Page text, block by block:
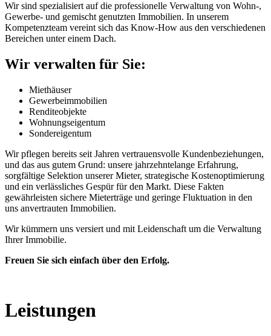
Wir sind spezialisiert auf die professionelle Verwaltung von Wohn-,
Gewerbe- und gemischt genutzten Immobilien. In unserem
Kompetenzteam vereint sich das Know-How aus den verschiedenen
Bereichen unter einem Dach.
Wir verwalten für Sie:
Miethäuser
Gewerbeimmobilien
Renditeobjekte
Wohnungseigentum
Sondereigentum
Wir pflegen bereits seit Jahren vertrauensvolle Kundenbeziehungen,
und das aus gutem Grund: unsere jahrzehntelange Erfahrung,
sorgfältige Selektion unserer Mieter, strategische Kostenoptimierung
und ein verlässliches Gespür für den Markt. Diese Fakten
gewährleisten sichere Mieterträge und geringe Fluktuation in den
uns anvertrauten Immobilien.
Wir kümmern uns versiert und mit Leidenschaft um die Verwaltung
Ihrer Immobilie.
Freuen Sie sich einfach über den Erfolg.
Leistungen